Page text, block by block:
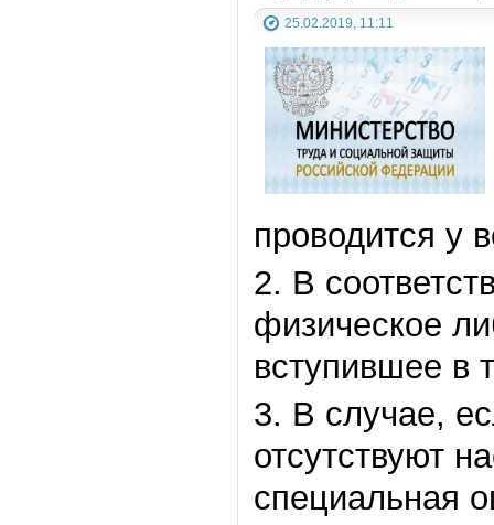
25.02.2019, 11:11
проводится у
2. В
физическое
вступившее в
3. В случае,
отсутствуют
специальная